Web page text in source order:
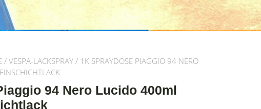
/ VESPA-LACKSPRAY / 1K SPRAYDOSE PIAGGIO 94 NERO
94 Nero Lucido 400ml